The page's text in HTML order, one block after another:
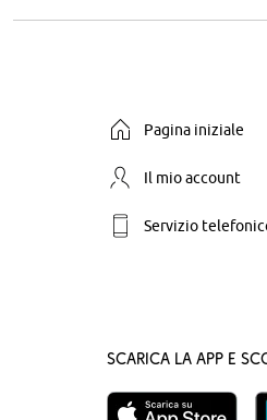
Pagina iniziale
Il mio account
Servizio
Scarica la App e